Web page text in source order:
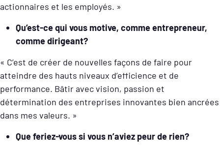
actionnaires et les employés. »
Qu’est-ce qui vous motive, comme entrepreneur,
comme dirigeant?
« C’est de créer de nouvelles façons de faire pour
atteindre des hauts niveaux d’efficience et de
performance. Bâtir avec vision, passion et
détermination des entreprises innovantes bien ancrées
dans mes valeurs. »
Que feriez-vous si vous n’aviez peur de rien?